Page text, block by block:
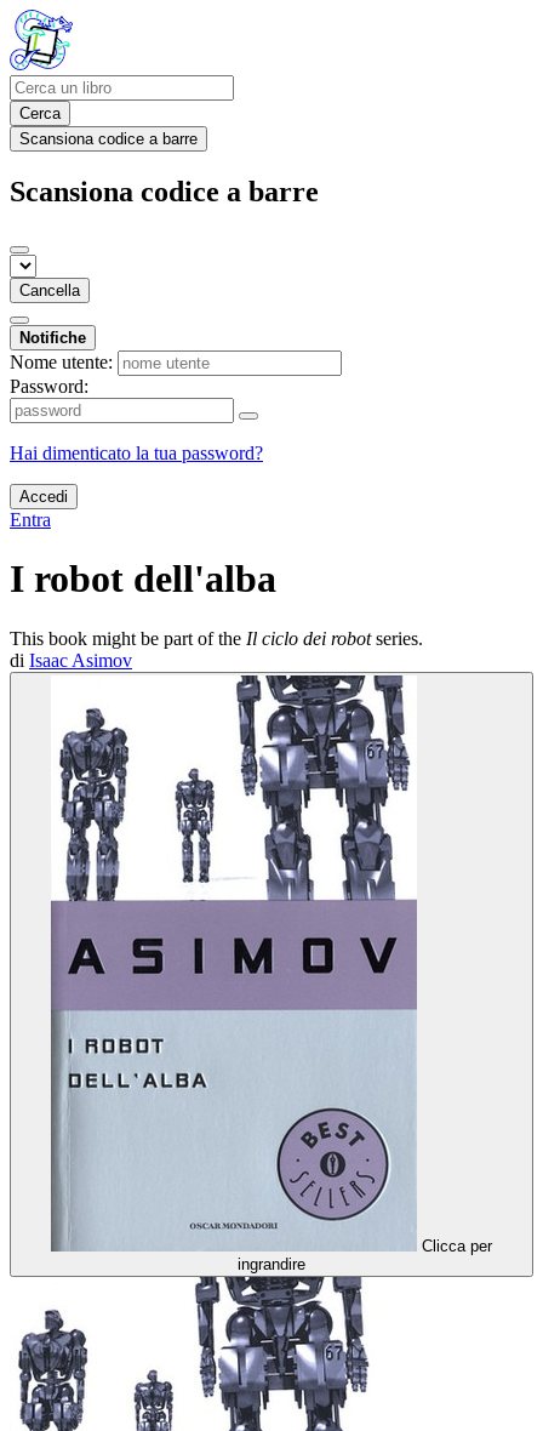
Cerca
Scansiona codice a barre
Scansiona codice a barre
Cancella
Notifiche
Nome utente:
Password:
Hai dimenticato la tua password?
Accedi
Entra
I robot dell'alba
This book might be part of the Il ciclo dei robotseries.
di Isaac Asimov
Clicca per
ingrandire